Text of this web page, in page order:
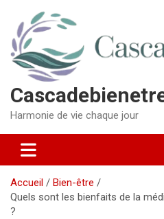
contenu
Harmonie de vie chaque jour
Accueil
Bien-être
Quels sont les bienfaits de la
?